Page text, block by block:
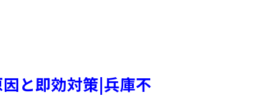
と即効対策|兵庫不